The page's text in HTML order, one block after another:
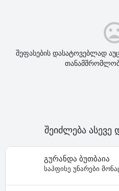
შეფასების დასატოვებლად
შეიძლება ასევე
გურანდა ბუთბაია
საპფისე უნარები